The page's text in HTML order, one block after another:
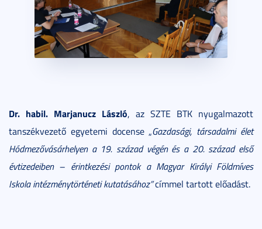
Dr. habil. Marjanucz László, az SZTE BTK nyugalmazott
tanszékvezető egyetemi docense „Gazdasági, társadalmi élet
Hódmezővásárhelyen a 19. század végén és a 20. század első
évtizedeiben – érintkezési pontok a Magyar Királyi Földmíves
Iskola intézménytörténeti kutatásához”címmel tartott előadást.